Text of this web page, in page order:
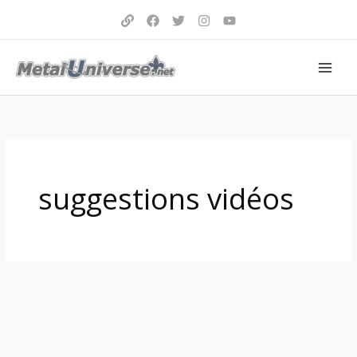
suggestions vidéos